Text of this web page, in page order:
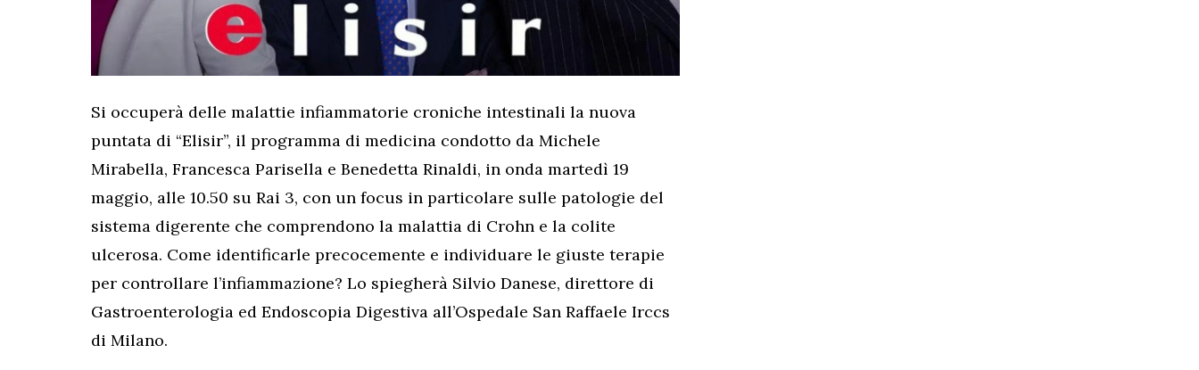
Si occuperà delle malattie infiammatorie croniche intestinali la nuova
puntata di “Elisir”, il programma di medicina condotto da Michele
Mirabella, Francesca Parisella e Benedetta Rinaldi, in onda martedì 19
maggio, alle 10.50 su Rai 3, con un focus in particolare sulle patologie del
sistema digerente che comprendono la malattia di Crohn e la colite
ulcerosa. Come identificarle precocemente e individuare le giuste terapie
per controllare l’infiammazione? Lo spiegherà Silvio Danese, direttore di
Gastroenterologia ed Endoscopia Digestiva all’Ospedale San Raffaele Irccs
di Milano.